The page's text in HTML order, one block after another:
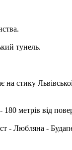
тунель.
на стику
метрів від
- Любляна -